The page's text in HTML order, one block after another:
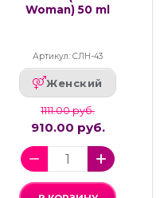
Woman) 50 ml
Артикул: СЛН-43
Женский
1111.00 руб.
910.00 руб.